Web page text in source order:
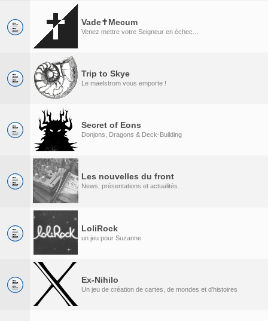
Vade✝Mecum
Venez mettre votre Seigneur en échec...
Trip to Skye
Le maelstrom vous emporte !
Secret of Eons
Donjons, Dragons & Deck-Building
Les nouvelles du front
News, présentations et actualités.
LoliRock
un jeu pour Suzanne
Ex-Nihilo
Un jeu de création de cartes, de mondes et d’histoires